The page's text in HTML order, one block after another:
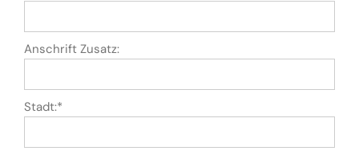
Anschrift Zusatz:
Stadt:*